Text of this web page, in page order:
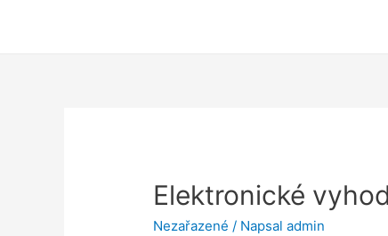
Elektronické
Nezařazené / Napsaladmin